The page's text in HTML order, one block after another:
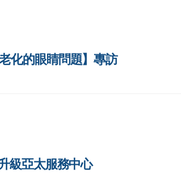
化的眼睛問題】專訪
級亞太服務中心